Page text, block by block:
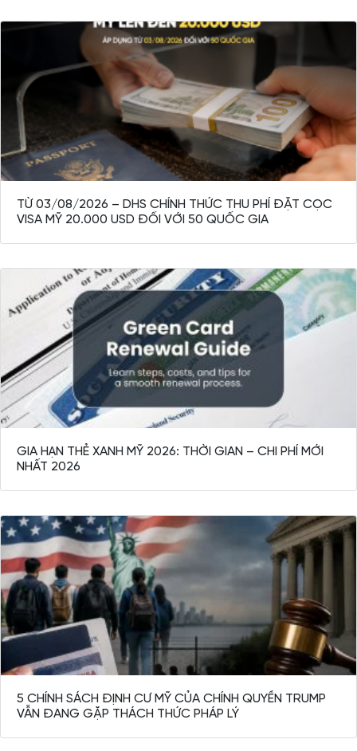
TỪ 03/08/2026 – DHS CHÍNH THỨC THU PHÍ ĐẶT CỌC
VISA MỸ 20.000 USD ĐỐI VỚI 50 QUỐC GIA
GIA HẠN THẺ XANH MỸ 2026: THỜI GIAN – CHI PHÍ MỚI
NHẤT 2026
5 CHÍNH SÁCH ĐỊNH CƯ MỸ CỦA CHÍNH QUYỀN TRUMP
VẪN ĐANG GẶP THÁCH THỨC PHÁP LÝ